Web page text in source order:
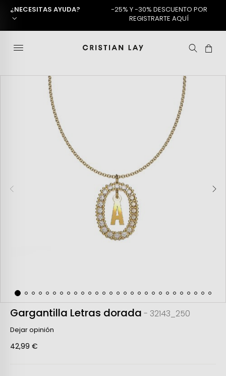
¿NECESITAS AYUDA?
-25% Y -30% DESCUENTO POR
REGISTRARTE AQUÍ
Gargantilla Letras dorada - 32143_250
Dejar opinión
42,99 €